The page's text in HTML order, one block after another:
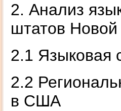
2. Анализ
штатов Новой
2.1 Языковая
2.2
в США